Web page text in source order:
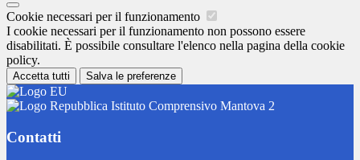
Cookie necessari per il funzionamento
I cookie necessari per il funzionamento non possono essere
disabilitati. È possibile consultare l'elenco nella pagina della cookie
policy.
Accetta tutti Salva le preferenze
Istituto Comprensivo Mantova 2
Contatti